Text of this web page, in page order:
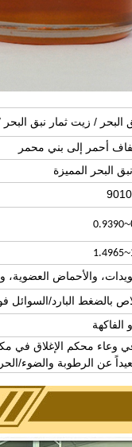
البحر / زيت ثمار نبق
أحمر إلى بني محمر
البحر المميزة
0.9390
1.4965
والأحماض العضوية،
بالضغط البارد/السوائل
الفاكهة
وعاء محكم الإغلاق في
عن الرطوبة والضوء/